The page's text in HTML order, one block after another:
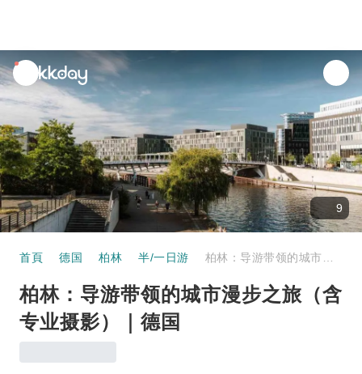
unread
notifications
9
首頁 德国 柏林 半/一日游
柏林：导游带领的城市漫步之旅（含
专业摄影）｜德国